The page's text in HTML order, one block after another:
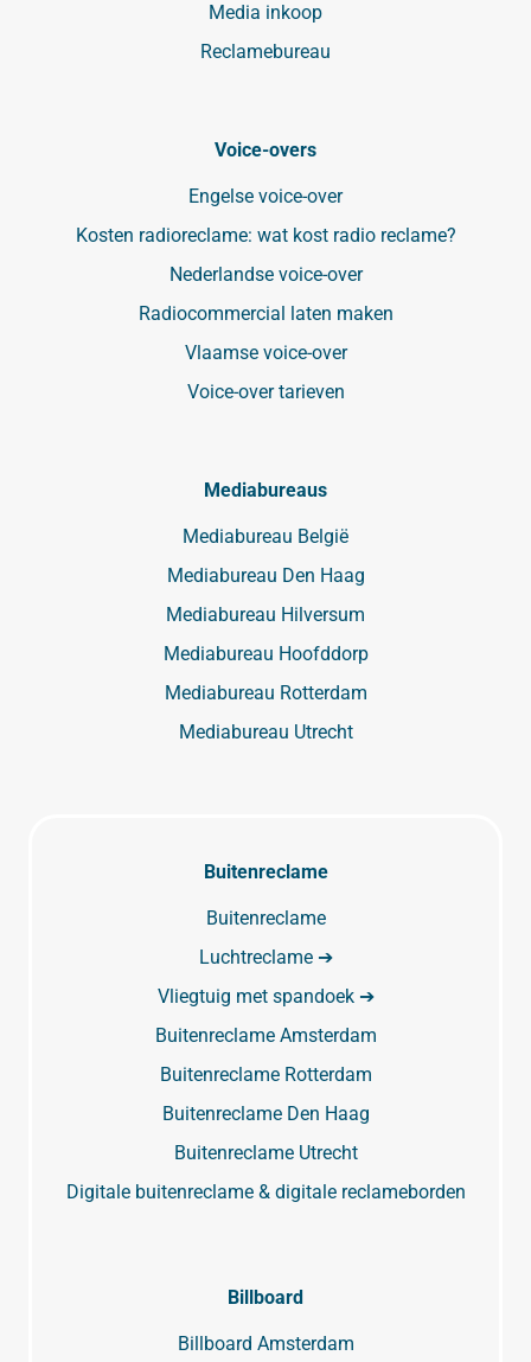
Media inkoop
Reclamebureau
Voice-overs
Engelse voice-over
Kosten radioreclame: wat kost radio reclame?
Nederlandse voice-over
Radiocommercial laten maken
Vlaamse voice-over
Voice-over tarieven
Mediabureaus
Mediabureau België
Mediabureau Den Haag
Mediabureau Hilversum
Mediabureau Hoofddorp
Mediabureau Rotterdam
Mediabureau Utrecht
Buitenreclame
Buitenreclame
Luchtreclame ➔
Vliegtuig met spandoek ➔
Buitenreclame Amsterdam
Buitenreclame Rotterdam
Buitenreclame Den Haag
Buitenreclame Utrecht
Digitale buitenreclame & digitale reclameborden
Billboard
Billboard Amsterdam